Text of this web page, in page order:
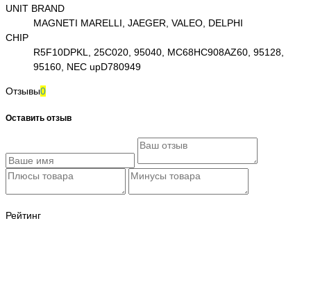
UNIT BRAND
MAGNETI MARELLI, JAEGER, VALEO, DELPHI
CHIP
R5F10DPKL, 25C020, 95040, MC68HC908AZ60, 95128,
95160, NEC upD780949
Отзывы0
Оставить отзыв
Рейтинг